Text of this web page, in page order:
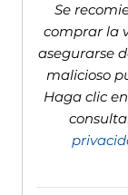
Se
comprar la
asegurarse
malicioso
Haga clic